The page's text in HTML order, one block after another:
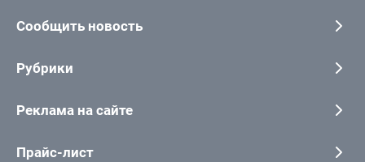
Сообщить новость
Рубрики
Реклама на сайте
Прайс-лист